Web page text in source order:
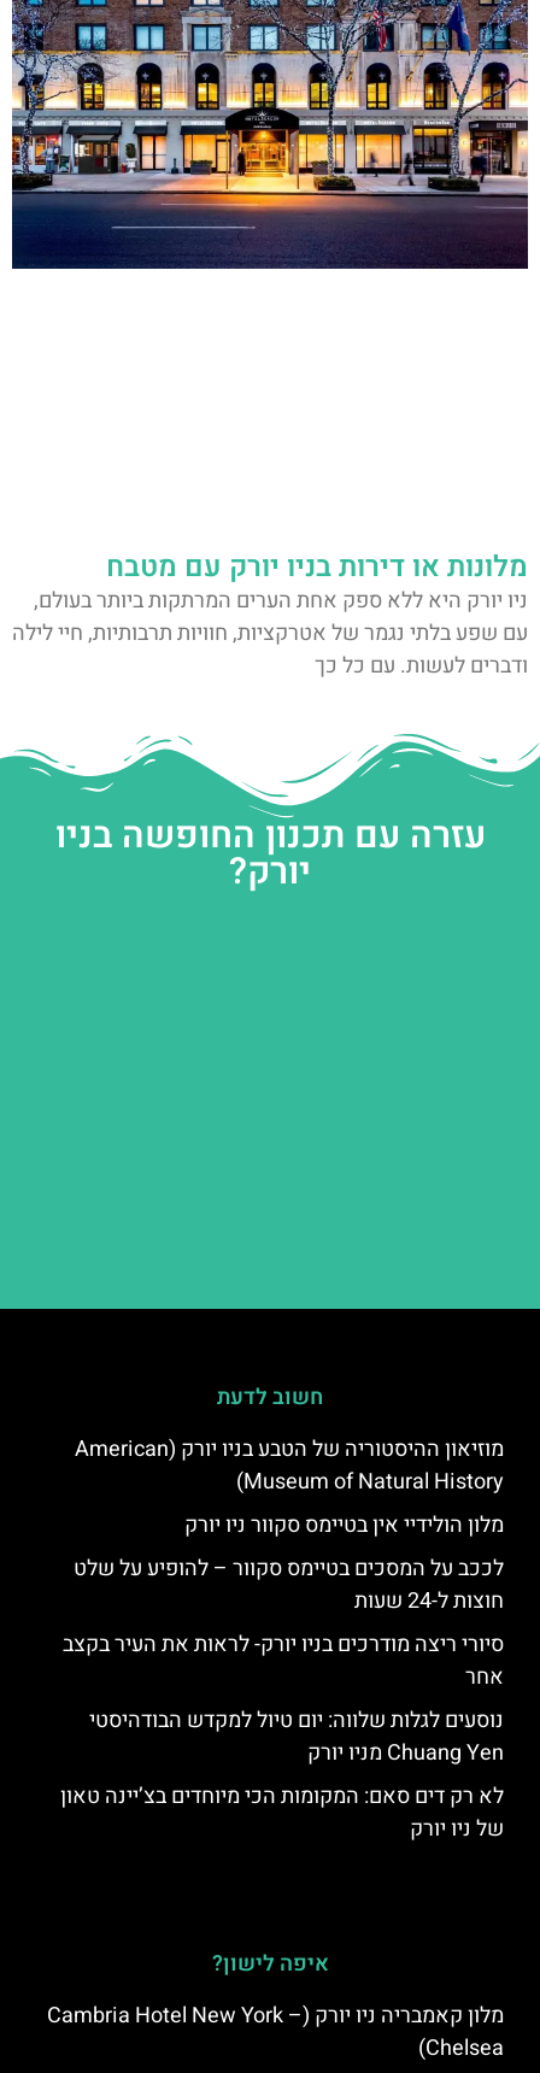
מלונות או דירות בניו יורק עם מטבח
ניו יורק היא ללא ספק אחת הערים המרתקות ביותר בעולם,
עם שפע בלתי נגמר של אטרקציות, חוויות תרבותיות, חיי לילה
ודברים לעשות. עם כל כך
עזרה עם תכנון החופשה בניו
יורק?
חשוב לדעת
מוזיאון ההיסטוריה של הטבע בניו יורק (American
Museum of Natural History)
מלון הולידיי אין בטיימס סקוור ניו יורק
לככב על המסכים בטיימס סקוור – להופיע על שלט
חוצות ל-24 שעות
סיורי ריצה מודרכים בניו יורק- לראות את העיר בקצב
אחר
נוסעים לגלות שלווה: יום טיול למקדש הבודהיסטי
Chuang Yen מניו יורק
לא רק דים סאם: המקומות הכי מיוחדים בצ’יינה טאון
של ניו יורק
איפה לישון?
מלון קאמבריה ניו יורק (Cambria Hotel New York –
Chelsea)